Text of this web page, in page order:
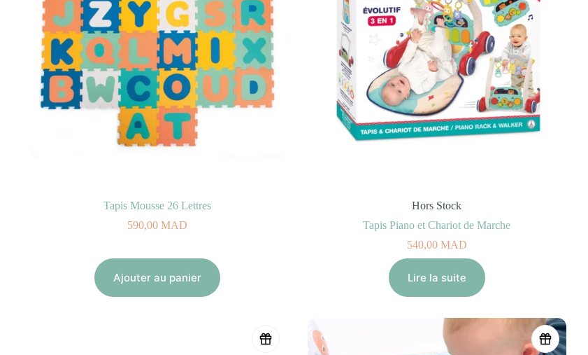
Tapis Mousse 26 Lettres
590,00MAD
Ajouter au panier
Hors Stock
Tapis Piano et Chariot de Marche
540,00MAD
Lire la suite